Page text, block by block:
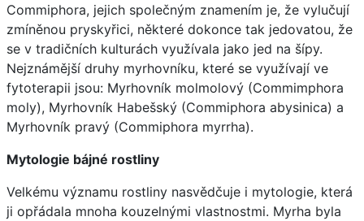
Commiphora, jejich společným znamením je, že vylučují
zmíněnou pryskyřici, některé dokonce tak jedovatou, že
se v tradičních kulturách využívala jako jed na šípy.
Nejznámější druhy myrhovníku, které se využívají ve
fytoterapii jsou: Myrhovník molmolový (Commimphora
moly), Myrhovník Habešský (Commiphora abysinica) a
Myrhovník pravý (Commiphora myrrha).
Mytologie bájné rostliny
Velkému významu rostliny nasvědčuje i mytologie, která
ji opřádala mnoha kouzelnými vlastnostmi. Myrha byla